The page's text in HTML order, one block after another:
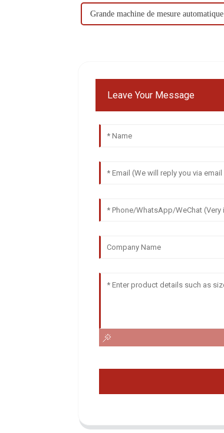
Grande machine de mesure automatique
Leave Your Message